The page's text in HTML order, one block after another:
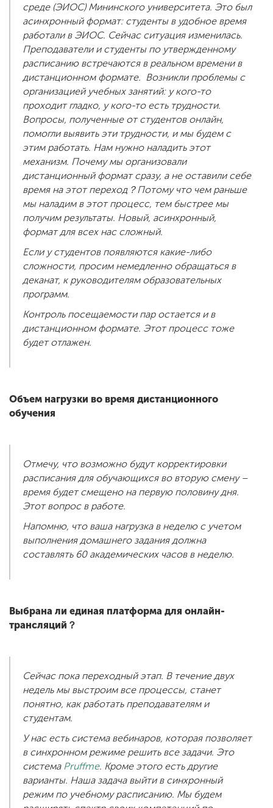
среде (ЭИОС) Мининского университета. Это был
асинхронный формат: студенты в удобное время
работали в ЭИОС. Сейчас ситуация изменилась.
Преподаватели и студенты по утвержденному
расписанию встречаются в реальном времени в
дистанционном формате. Возникли проблемы с
организацией учебных занятий: у кого-то
проходит гладко, у кого-то есть трудности.
Вопросы, полученные от студентов онлайн,
помогли выявить эти трудности, и мы будем с
этим работать. Нам нужно наладить этот
механизм. Почему мы организовали
дистанционный формат сразу, а не оставили себе
время на этот переход？Потому что чем раньше
мы наладим в этот процесс, тем быстрее мы
получим результаты. Новый, асинхронный,
формат для всех нас сложный.
Если у студентов появляются какие-либо
сложности, просим немедленно обращаться в
деканат, к руководителям образовательных
программ.
Контроль посещаемости пар остается и в
дистанционном формате. Этот процесс тоже
будет отлажен.
Объем нагрузки во время дистанционного
обучения
Отмечу, что возможно будут корректировки
расписания для обучающихся во вторую смену –
время будет смещено на первую половину дня.
Этот вопрос в работе.
Напомню, что ваша нагрузка в неделю с учетом
выполнения домашнего задания должна
составлять 60 академических часов в неделю.
Выбрана ли единая платформа для онлайн-
трансляций？
Сейчас пока переходный этап. В течение двух
недель мы выстроим все процессы, станет
понятно, как работать преподавателям и
студентам.
У нас есть система вебинаров, которая позволяет
в синхронном режиме решить все задачи. Это
система Pruffme. Кроме этого есть другие
варианты. Наша задача выйти в синхронный
режим по учебному расписанию. Мы будем